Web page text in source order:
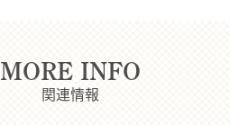
MORE INFO
関連情報